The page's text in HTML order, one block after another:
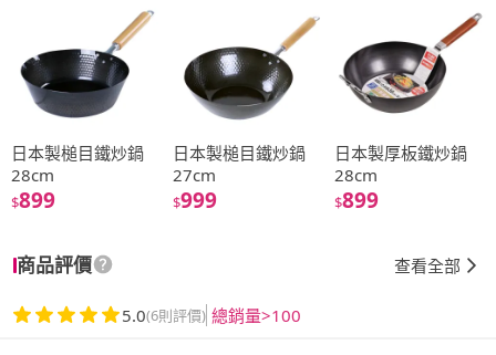
日本製槌目鐵炒鍋
28cm
$899
日本製槌目鐵炒鍋
27cm
$999
日本製厚板鐵炒鍋
28cm
$899
商品評價 查看全部
5.0(6則評價) 總銷量>100